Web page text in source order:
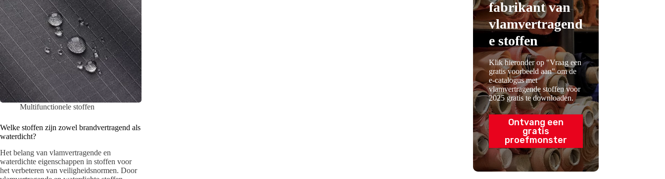
Multifunctionele stoffen
Welke stoffen zijn zowel brandvertragend als
waterdicht?
Het belang van vlamvertragende en
waterdichte eigenschappen in stoffen voor
het verbeteren van veiligheidsnormen. Door
fabrikant van
vlamvertragend
e stoffen
Klik hieronder op "Vraag een
gratis voorbeeld aan" om de
e-catalogus met
vlamvertragende stoffen voor
2025 gratis te downloaden.
Ontvang een
gratis
proefmonster